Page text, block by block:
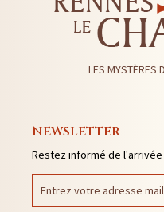
LES MYSTÈRES
NEWSLETTER
Restez informé de